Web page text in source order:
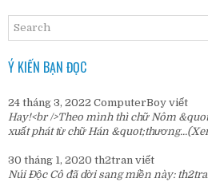
Ý KIẾN BẠN ĐỌC
24 tháng 3, 2022 ComputerBoy viết
Hay!<br />Theo mình thì chữ Nôm
xuất phát từ chữ Hán &quot;thương...
30 tháng 1, 2020 th2tran viết
Núi Độc Cô đã dời sang miền này: